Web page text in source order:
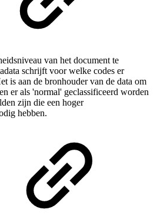
van het document te
schrijft voor welke codes er
is aan de bronhouder van de data om
er als 'normal' geclassificeerd worden
zijn die een hoger
hebben.